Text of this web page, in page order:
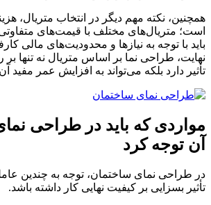
همچنین، نکته مهم دیگر در انتخاب متریال،
است؛ متریال‌های مختلف با قیمت‌های
باید با توجه به نیازها و محدودیت‌های مالی
نهایت، طراحی نما بر اساس متریال نه تنها
تأثیر دارد بلکه می‌تواند به افزایش عمر مفید
مواردی که باید در طراحی
آن توجه کرد
در طراحی نمای ساختمان، توجه به چندین
تأثیر بسزایی بر کیفیت نهایی کار داشته باشد.